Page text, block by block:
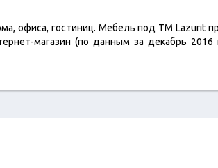
офиса, гостиниц. Мебель под ТМ Lazurit
магазин (по данным за декабрь 2016